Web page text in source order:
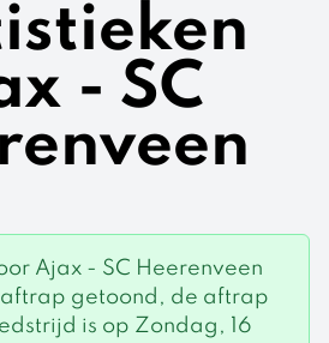
- SC
Ajax - SC Heerenveen
getoond, de aftrap
is op Zondag, 16